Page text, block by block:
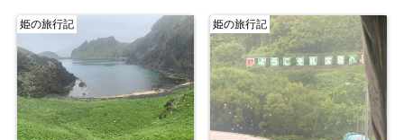
姫の旅行記 姫の旅行記